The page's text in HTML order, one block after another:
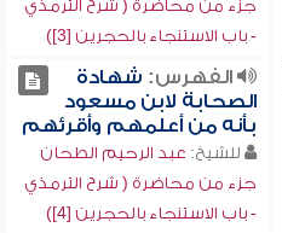
جزء من محاضرة ( شرح الترمذي
- باب الاستنجاء بالحجرين [3])
الفهرس: شهادة
الصحابة لابن مسعود
بأنه من أعلمهم وأقرئهم
للشيخ: عبد الرحيم الطحان
جزء من محاضرة ( شرح الترمذي
- باب الاستنجاء بالحجرين [4])